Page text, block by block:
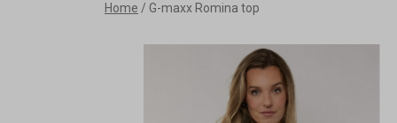
Home G-maxx Romina top